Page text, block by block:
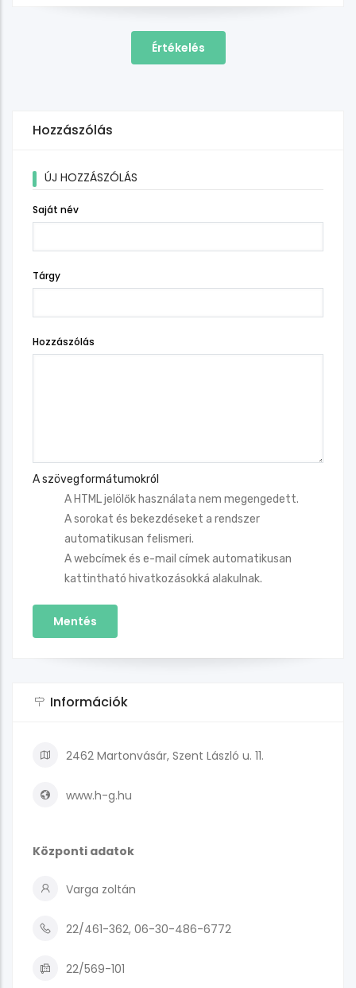
Értékelés
Hozzászólás
ÚJ HOZZÁSZÓLÁS
Saját név
Tárgy
Hozzászólás
A szövegformátumokról
A HTML jelölők használata nem megengedett.
A sorokat és bekezdéseket a rendszer
automatikusan felismeri.
A webcímek és e-mail címek automatikusan
kattintható hivatkozásokká alakulnak.
Információk
2462 Martonvásár, Szent László u. 11.
www.h-g.hu
Központi adatok
Varga zoltán
22/461-362, 06-30-486-6772
22/569-101